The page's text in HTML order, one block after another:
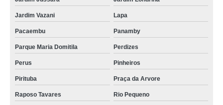
onde comprar cartão pvc para crachás Guarulhos
empresa que faz cartão fidelidade pvc Americana
cartão fidelidade pvc preço Parque Peruche
cartão de pvc personalizado preço Vila Marisa Mazzei
cartão de visita em pvc valor Parque do Chaves
cartão de visita em pvc Jaçanã
Jardim Vazani Lapa
Pacaembu Panamby
Parque Maria Domitila Perdizes
Perus Pinheiros
Pirituba Praça da Arvore
Raposo Tavares Rio Pequeno